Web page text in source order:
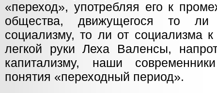
«переход», употребляя его к
общества, движущегося то
социализму, то ли от социализма
легкой руки Леха Валенсы,
капитализму, наши
понятия «переходный период».